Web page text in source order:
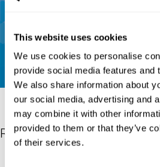
This website uses cookies
We use cookies to personalise
provide social media features and
We also share information about
our social media, advertising and
may combine it with other
provided to them or that they’ve
of their services.
Referências